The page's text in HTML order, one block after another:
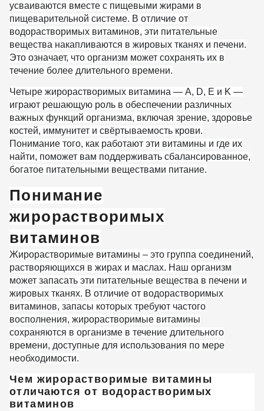
усваиваются вместе с пищевыми жирами в
пищеварительной системе. В отличие от
водорастворимых витаминов, эти питательные
вещества накапливаются в жировых тканях и печени.
Это означает, что организм может сохранять их в
течение более длительного времени.
Четыре жирорастворимых витамина — A, D, E и K —
играют решающую роль в обеспечении различных
важных функций организма, включая зрение, здоровье
костей, иммунитет и свёртываемость крови.
Понимание того, как работают эти витамины и где их
найти, поможет вам поддерживать сбалансированное,
богатое питательными веществами питание.
Понимание
жирорастворимых
витаминов
Жирорастворимые витамины – это группа соединений,
растворяющихся в жирах и маслах. Наш организм
может запасать эти питательные вещества в печени и
жировых тканях. В отличие от водорастворимых
витаминов, запасы которых требуют частого
восполнения, жирорастворимые витамины
сохраняются в организме в течение длительного
времени, доступные для использования по мере
необходимости.
Чем жирорастворимые витамины
отличаются от водорастворимых
витаминов